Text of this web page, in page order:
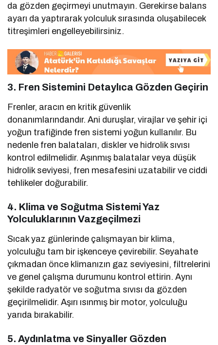
da gözden geçirmeyi unutmayın. Gerekirse balans
ayarı da yaptırarak yolculuk sırasında oluşabilecek
titreşimleri engelleyebilirsiniz.
3. Fren Sistemini Detaylıca Gözden Geçirin
Frenler, aracın en kritik güvenlik
donanımlarındandır. Ani duruşlar, virajlar ve şehir içi
yoğun trafiğinde fren sistemi yoğun kullanılır. Bu
nedenle fren balataları, diskler ve hidrolik sıvısı
kontrol edilmelidir. Aşınmış balatalar veya düşük
hidrolik seviyesi, fren mesafesini uzatabilir ve ciddi
tehlikeler doğurabilir.
4. Klima ve Soğutma Sistemi Yaz
Yolculuklarının Vazgeçilmezi
Sıcak yaz günlerinde çalışmayan bir klima,
yolculuğu tam bir işkenceye çevirebilir. Seyahate
çıkmadan önce klimanızın gaz seviyesini, filtrelerini
ve genel çalışma durumunu kontrol ettirin. Aynı
şekilde radyatör ve soğutma sıvısı da gözden
geçirilmelidir. Aşırı ısınmış bir motor, yolculuğu
yarıda bırakabilir.
5. Aydınlatma ve Sinyaller Gözden